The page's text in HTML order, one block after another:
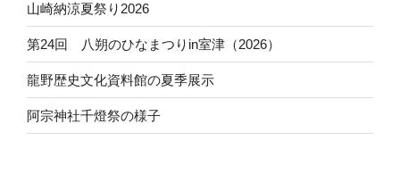
山崎納涼夏祭り2026
第24回 八朔のひなまつりin室津（2026）
龍野歴史文化資料館の夏季展示
阿宗神社千燈祭の様子